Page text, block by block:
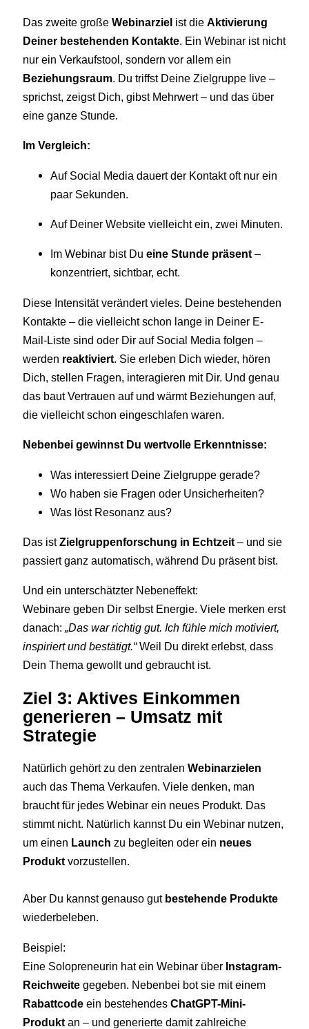
Das zweite großeWebinarziel ist dieAktivierung
Deiner bestehenden Kontakte. Ein Webinar ist nicht
nur ein Verkaufstool, sondern vor allem ein
Beziehungsraum. Du triffst Deine Zielgruppe live –
sprichst, zeigst Dich, gibst Mehrwert – und das über
eine ganze Stunde.
Im Vergleich:
Auf Social Media dauert der Kontakt oft nur ein
paar Sekunden.
Auf Deiner Website vielleicht ein, zwei Minuten.
Im Webinar bist Dueine Stunde präsent –
konzentriert, sichtbar, echt.
Diese Intensität verändert vieles. Deine bestehenden
Kontakte – die vielleicht schon lange in Deiner E-
Mail-Liste sind oder Dir auf Social Media folgen –
werden reaktiviert. Sie erleben Dich wieder, hören
Dich, stellen Fragen, interagieren mit Dir. Und genau
das baut Vertrauen auf und wärmt Beziehungen auf,
die vielleicht schon eingeschlafen waren.
Nebenbei gewinnst Du wertvolle Erkenntnisse:
Was interessiert Deine Zielgruppe gerade?
Wo haben sie Fragen oder Unsicherheiten?
Was löst Resonanz aus?
Das istZielgruppenforschung in Echtzeit – und sie
passiert ganz automatisch, während Du präsent bist.
Und ein unterschätzter Nebeneffekt:
Webinare geben Dir selbst Energie. Viele merken erst
danach:„Das war richtig gut. Ich fühle mich motiviert,
inspiriert und bestätigt.“Weil Du direkt erlebst, dass
Dein Thema gewollt und gebraucht ist.
Ziel 3: Aktives Einkommen
generieren – Umsatz mit
Strategie
Natürlich gehört zu den zentralenWebinarzielen
auch das Thema Verkaufen. Viele denken, man
braucht für jedes Webinar ein neues Produkt. Das
stimmt nicht. Natürlich kannst Du ein Webinar nutzen,
um einen Launch zu begleiten oder ein neues
Produkt vorzustellen.
Aber Du kannst genauso gut bestehende Produkte
wiederbeleben.
Beispiel:
Eine Solopreneurin hat ein Webinar über Instagram-
Reichweite gegeben. Nebenbei bot sie mit einem
Rabattcode ein bestehendesChatGPT-Mini-
Produkt an – und generierte damit zahlreiche